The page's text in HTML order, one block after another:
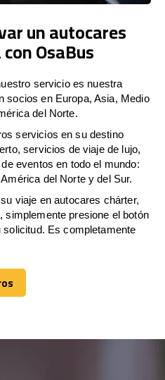
un autocares
OsaBus
servicio es nuestra
socios en Europa, Asia, Medio
del Norte.
servicios en su destino
servicios de viaje de lujo,
eventos en todo el mundo:
del Norte y del Sur.
viaje en autocares chárter,
simplemente presione el botón
Es completamente